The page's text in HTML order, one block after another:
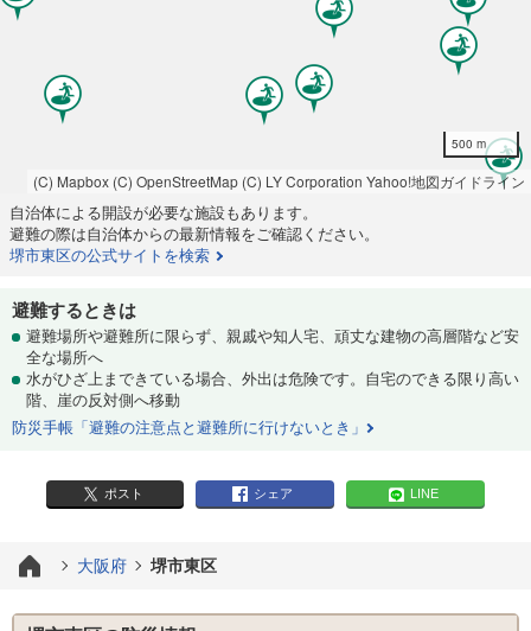
500 m
(C) Mapbox (C) OpenStreetMap (C) LY Corporation Yahoo!地図ガイドライン
自治体による開設が必要な施設もあります。
避難の際は自治体からの最新情報をご確認ください。
堺市東区の公式サイトを検索
避難するときは
避難場所や避難所に限らず、親戚や知人宅、頑丈な建物の高層階など安
全な場所へ
水がひざ上まできている場合、外出は危険です。自宅のできる限り高い
階、崖の反対側へ移動
防災手帳「避難の注意点と避難所に行けないとき」
ポスト シェア LINE
大阪府 堺市東区